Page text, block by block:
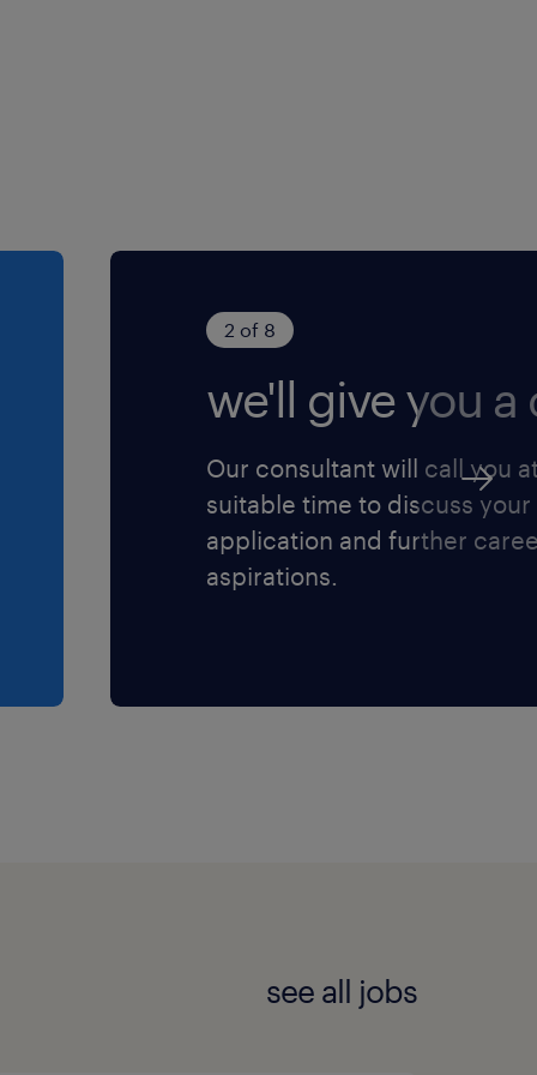
2 of 8
we'll give you a
Our consultant will call you
suitable time to discuss your
application and further
aspirations.
see all jobs